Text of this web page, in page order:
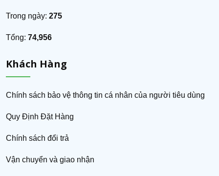
Trong ngày: 275
Tổng: 74,956
Khách Hàng
Chính sách bảo vệ thông tin cá nhân của người tiêu dùng
Quy Định Đặt Hàng
Chính sách đổi trả
Vận chuyển và giao nhận